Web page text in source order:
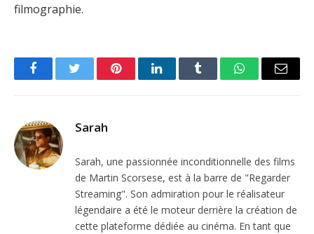
filmographie.
FacebookTwitter PinterestLinkedInTumblr WhatsAppEmail
Sarah
Sarah, une passionnée inconditionnelle des films
de Martin Scorsese, est à la barre de "Regarder
Streaming". Son admiration pour le réalisateur
légendaire a été le moteur derrière la création de
cette plateforme dédiée au cinéma. En tant que